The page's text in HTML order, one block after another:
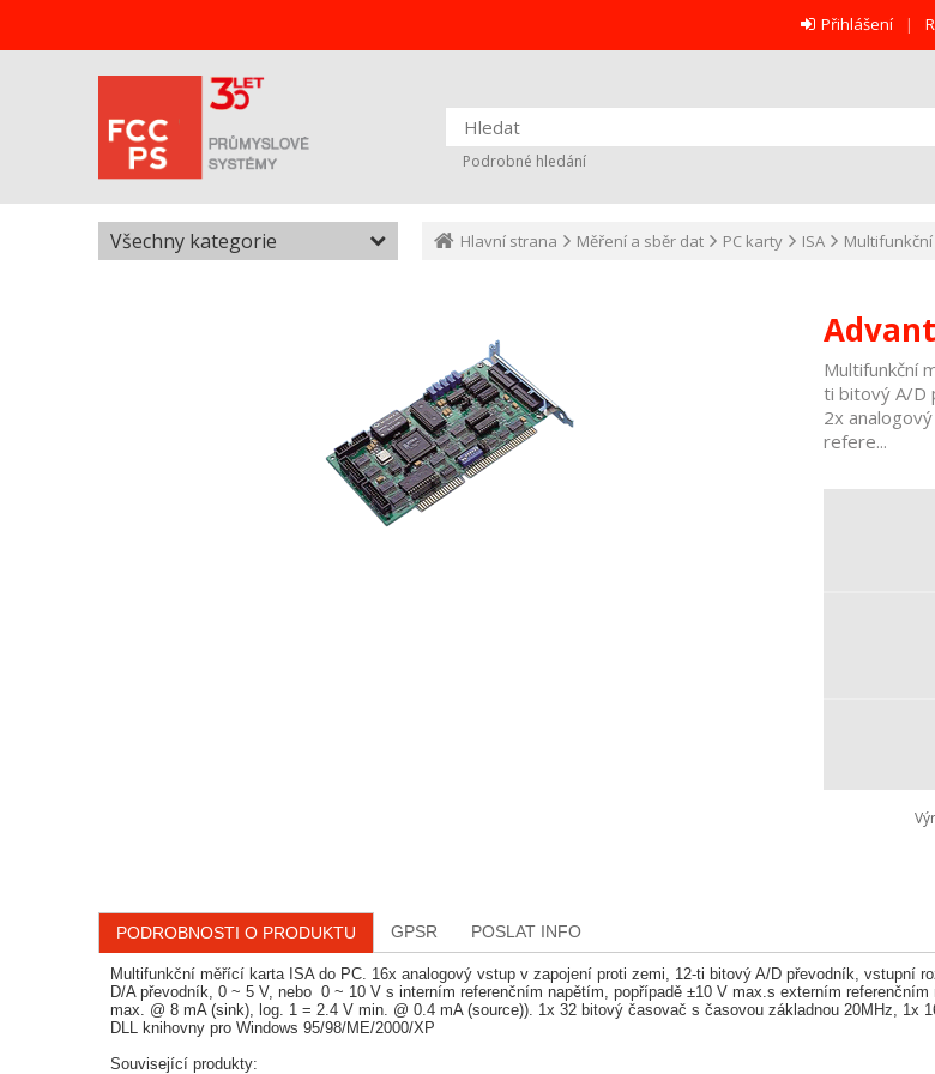
Přihlášení
Podrobné hledání
Všechny kategorie Hlavní strana Měření a sběr dat PC karty ISA Multifunkční
Multifunkční
ti bitový A/D
2x
refere...
PODROBNOSTI O PRODUKTU GPSR POSLAT INFO
Multifunkční měřící karta ISA do PC. 16x analogový vstup v zapojení proti zemi, 12-ti bitový A/D převodník, vstupní
D/A převodník, 0 ~ 5 V, nebo 0 ~ 10 V s interním referenčním napětím, popřípadě ±10 V max.s externím
max. @ 8 mA (sink), log. 1 = 2.4 V min. @ 0.4 mA (source)). 1x 32 bitový časovač s časovou základnou 20MHz, 1x
DLL knihovny pro Windows 95/98/ME/2000/XP
Související produkty: